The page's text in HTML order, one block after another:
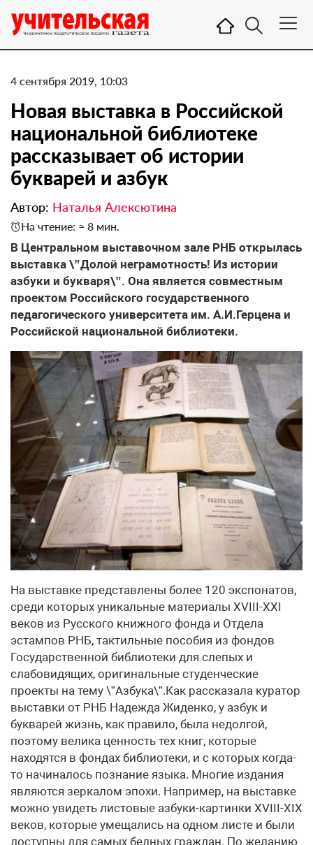
4 сентября 2019, 10:03
Новая выставка в Российской
национальной библиотеке
рассказывает об истории
букварей и азбук
Автор: Наталья Алексютина
На чтение: ≈ 8 мин.
В Центральном выставочном зале РНБ открылась
выставка \”Долой неграмотность! Из истории
азбуки и букваря\”. Она является совместным
проектом Российского государственного
педагогического университета им. А.И.Герцена и
Российской национальной библиотеки.
На выставке представлены более 120 экспонатов,
среди которых уникальные материалы XVIII-XXI
веков из Русского книжного фонда и Отдела
эстампов РНБ, тактильные пособия из фондов
Государственной библиотеки для слепых и
слабовидящих, оригинальные студенческие
проекты на тему \”Азбука\”.Как рассказала куратор
выставки от РНБ Надежда Жиденко, у азбук и
букварей жизнь, как правило, была недолгой,
поэтому велика ценность тех книг, которые
находятся в фондах библиотеки, и с которых когда-
то начиналось познание языка. Многие издания
являются зеркалом эпохи. Например, на выставке
можно увидеть листовые азбуки-картинки XVIII-XIX
веков, которые умещались на одном листе и были
доступны для самых бедных граждан. По желанию